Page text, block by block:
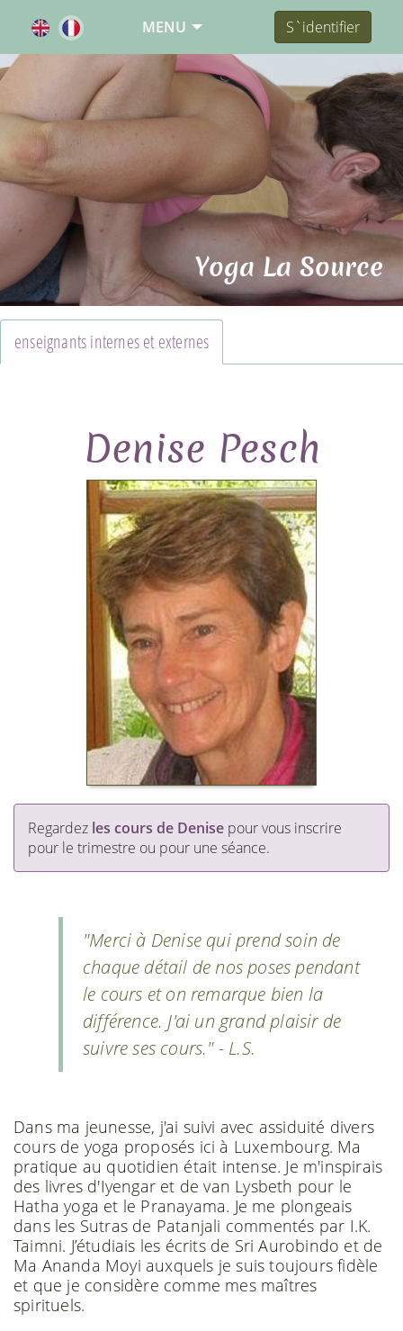
MENU S`identifier
Yoga La Source
enseignants internes et externes
Denise Pesch
Regardez les cours de Denise pour vous inscrire
pour le trimestre ou pour une séance.
"Merci à Denise qui prend soin de
chaque détail de nos poses pendant
le cours et on remarque bien la
différence. J'ai un grand plaisir de
suivre ses cours." - L.S.
Dans ma jeunesse, j'ai suivi avec assiduité divers
cours de yoga proposés ici à Luxembourg. Ma
pratique au quotidien était intense. Je m'inspirais
des livres d'Iyengar et de van Lysbeth pour le
Hatha yoga et le Pranayama. Je me plongeais
dans les Sutras de Patanjali commentés par I.K.
Taimni. J’étudiais les écrits de Sri Aurobindo et de
Ma Ananda Moyi auxquels je suis toujours fidèle
et que je considère comme mes maîtres
spirituels.